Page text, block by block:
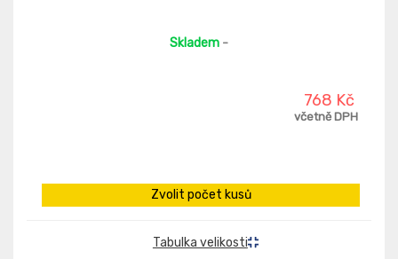
Skladem -
768 Kč
včetně DPH
Zvolit počet kusů
Tabulka velikosti